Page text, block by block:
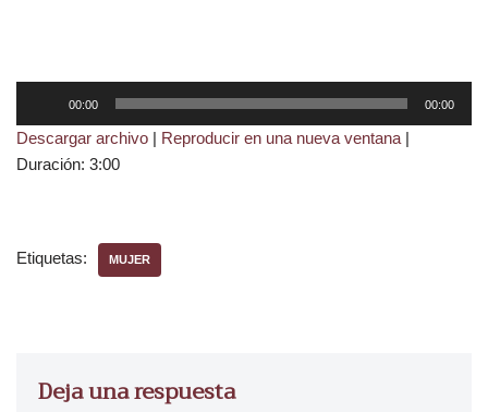
p
r
u
00:00 00:00
Descargar archivo | Reproducir en una nueva ventana |
Duración: 3:00
Etiquetas: MUJER
Deja una respuesta